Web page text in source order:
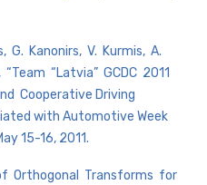
G. Kanonirs, V. Kurmis, A.
“Latvia” GCDC 2011
Cooperative Driving
with Automotive Week
15-16, 2011.
Orthogonal Transforms for